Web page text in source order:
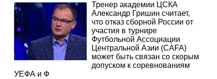
Тренер академии ЦСКА
Александр Гришин считает,
что отказ сборной России от
участия в турнире
Футбольной Ассоциации
Центральной Азии (CAFA)
может быть связан со скорым
допуском к соревнованиям
УЕФА и Ф